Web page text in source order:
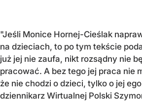
"Jeśli Monice Hornej-Cieślak
na dzieciach, to po tym tekście
już jej nie zaufa, nikt rozsądny nie
pracować. A bez tego jej praca nie
że nie chodzi o dzieci, tylko o jej
dziennikarz Wirtualnej Polski